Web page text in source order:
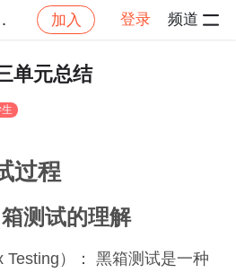
与构造 加入 登录 频道
对象设计与构造
单元总结
过程
测试的理解
Testing）： 黑箱测试是一种